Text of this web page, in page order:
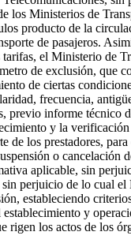
los Ministerios de
producto de la
de pasajeros.
el Ministerio de
de exclusión, que
de ciertas
frecuencia,
previo informe técnico
y la
de los prestadores,
o
aplicable, sin
perjuicio de lo cual
estableciendo
y
rigen los actos de los